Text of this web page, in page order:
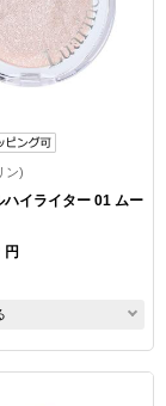
ン)
ハイライター 01 ムー
円